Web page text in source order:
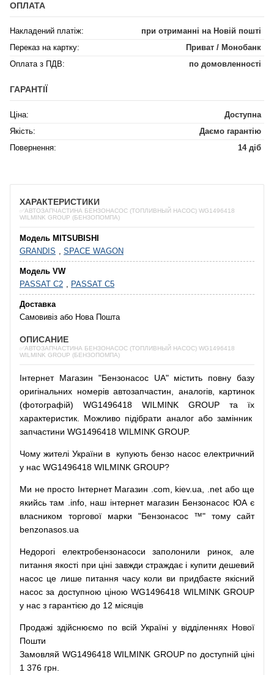
ОПЛАТА
Накладений платіж:
при отриманні на Новій пошті
Переказ на картку:
Приват / Монобанк
Оплата з ПДВ:
по домовленності
ГАРАНТІЇ
Ціна:
Доступна
Якість:
Даємо гарантію
Повернення:
14 діб
ХАРАКТЕРИСТИКИ
✅АВТОЗАПЧАСТИНА БЕНЗОНАСОС (ТОПЛИВНЫЙ НАСОС) WG1496418
WILMINK GROUP (БЕНЗОПОМПА)
Модель MITSUBISHI
GRANDIS , SPACE WAGON
Модель VW
PASSAT C2 , PASSAT C5
Доставка
Самовивіз або Нова Пошта
ОПИСАНИЕ
✅АВТОЗАПЧАСТИНА БЕНЗОНАСОС (ТОПЛИВНЫЙ НАСОС) WG1496418
WILMINK GROUP (БЕНЗОПОМПА)
Інтернет Магазин "Бензонасос UA" містить повну базу
оригінальних номерів автозапчастин аналогів,
картинок
(фотографій) WG1496418 WILMINK GROUP та їх
характеристик. Можливо підібрати аналог або замінник
запчастини WG1496418 WILMINK GROUP.
Чому жителі України в купують бензо насос електричний
у нас WG1496418 WILMINK GROUP?
Ми не просто Інтернет Магазин .com kiev.ua .net або ще
якийсь там .info, наш інтернет магазин Бензонасос ЮА є
власником
торгової марки "Бензонасос ™" тому
сайт
benzonasos.ua
Недорогі електробензонасоси заполонили ринок,
але
питання якості при ціні завжди страждає і купити дешевий
насос це лише питання часу коли ви придбаєте якісний
насос за доступною ціною WG1496418 WILMINK GROUP
у нас з гарантією до 12 місяців
Продажі здійснюємо по всій Україні у відділеннях Нової
Пошти
Замовляй WG1496418 WILMINK GROUP по доступній ціні
1 376 грн.